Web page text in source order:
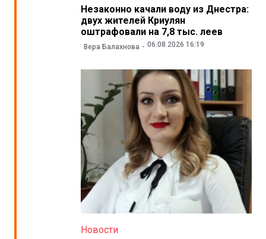
Незаконно качали воду из Днестра:
двух жителей Криулян
оштрафовали на 7,8 тыс. леев
Вера Балахнова 06.08.2026 16:19
Новости